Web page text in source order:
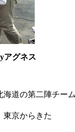
グネス
道の第二陣チー
東京からきた